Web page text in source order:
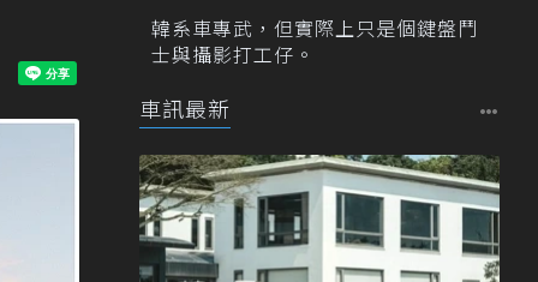
韓系車專武，但實際上只是個鍵盤鬥
士與攝影打工仔。
車訊最新